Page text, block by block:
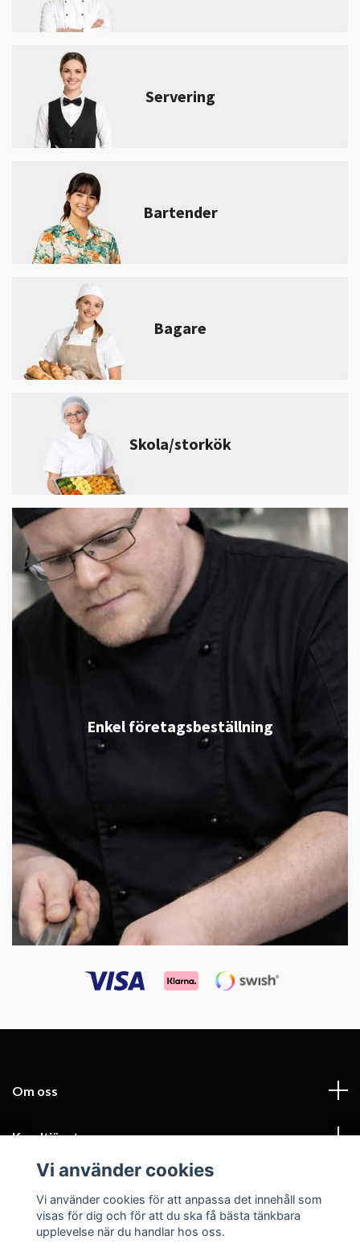
Servering
Bartender
Bagare
Skola/storkök
Enkel företagsbeställning
Om oss
Kundtjänst
Fotmeny
Sociala medier
Vi använder cookies
Vi använder cookies för att anpassa det innehåll som
visas för dig och för att du ska få bästa tänkbara
upplevelse när du handlar hos oss.